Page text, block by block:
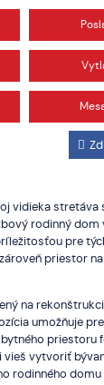
vidieka stretáva
rodinný dom
pre
priestor
na
umožňuje
priestoru
vytvoriť
rodinného